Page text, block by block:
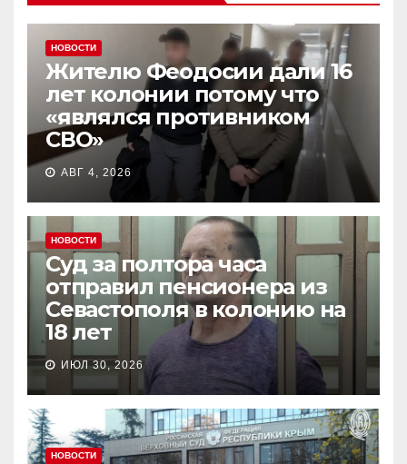
НОВОСТИ
Жителю Феодосии дали 16
лет колонии потому что
«являлся противником
СВО»
АВГ 4, 2026
НОВОСТИ
Суд за полтора часа
отправил пенсионера из
Севастополя в колонию на
18 лет
ИЮЛ 30, 2026
НОВОСТИ